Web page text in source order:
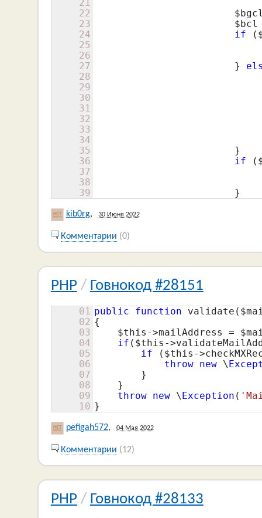
21
22
23
24
25
26
27
28
29
30
31
32
33
34
35
36
37
38
39
$bcl
if (
			}
if (
			}
kib0rg, 30 Июня 2022
Комментарии (0)
PHP / Говнокод #28151
01
02
03
04
05
06
07
08
09
10
public function validate(
{
$this ->mailAddress =
if ( $this -
if ( $this -
throw new \
        }
    }
throw new \Exception (
}
pefigah572, 04 Мая 2022
Комментарии (12)
PHP / Говнокод #28133